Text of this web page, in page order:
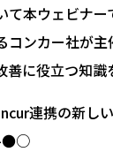
本ウェビナー
ンカー社が主
に役立つ知
連携の新し
●○